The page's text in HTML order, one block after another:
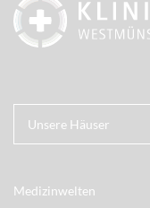
Unsere Häuser
Medizinwelten